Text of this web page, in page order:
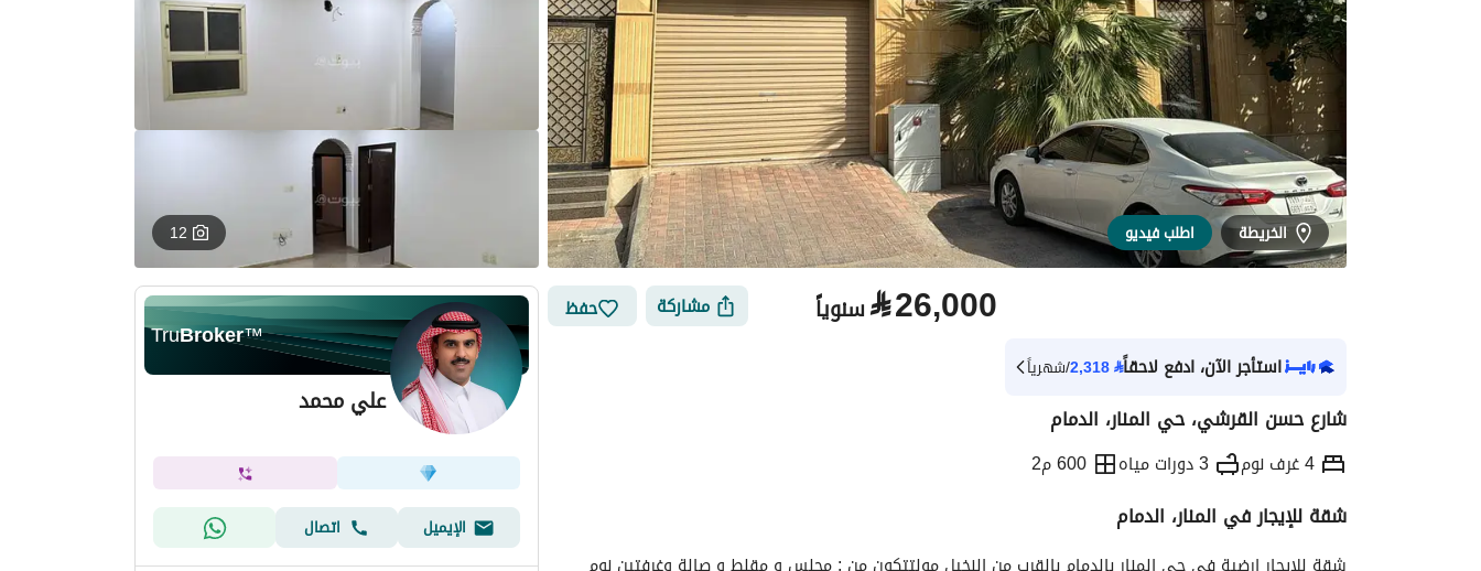
الخريطة اطلب فيديو 12
⃁26,000 سنوياً مشاركة
حفظ
استأجر الآن، ادفع لاحقاً⃁
2,318/شهرياً
شارع حسن القرشي، حي المنار، الدمام
4 غرف نوم 3 دورات مياه 600 م2
معلومات ترخيص الإعلان
شقة للإيجار في المنار، الدمام
TruBroker™
علي محمد
الإيميل
اتصال